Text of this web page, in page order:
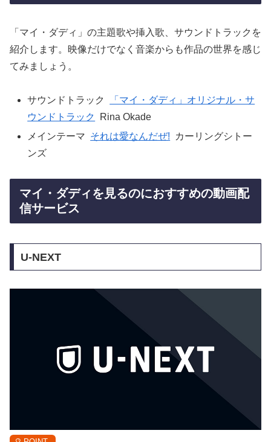
「マイ・ダディ」の主題歌や挿入歌、サウンドトラックを
紹介します。映像だけでなく音楽からも作品の世界を感じ
てみましょう。
サウンドトラック
「マイ・ダディ」オリジナル・サ
ウンドトラック
Rina Okade
メインテーマ それは愛なんだぜ!
カーリングシトー
ンズ
マイ・ダディを見るのにおすすめの動画配
信サービス
U-NEXT